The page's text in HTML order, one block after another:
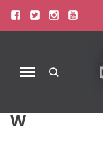
Navigacija
Pagrindinis
Triumph Liemenėlės
TRIUMPH
W